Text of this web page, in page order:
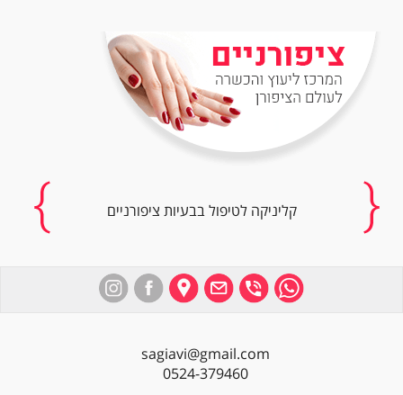
קליניקה לטיפול בבעיות ציפורניים
sagiavi@gmail.com
0524-379460